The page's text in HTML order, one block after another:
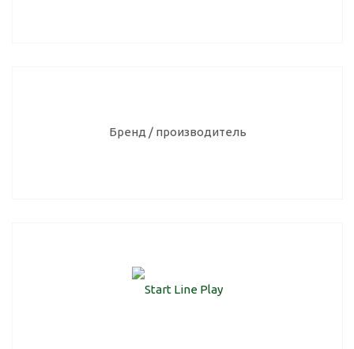
Бренд / производитель